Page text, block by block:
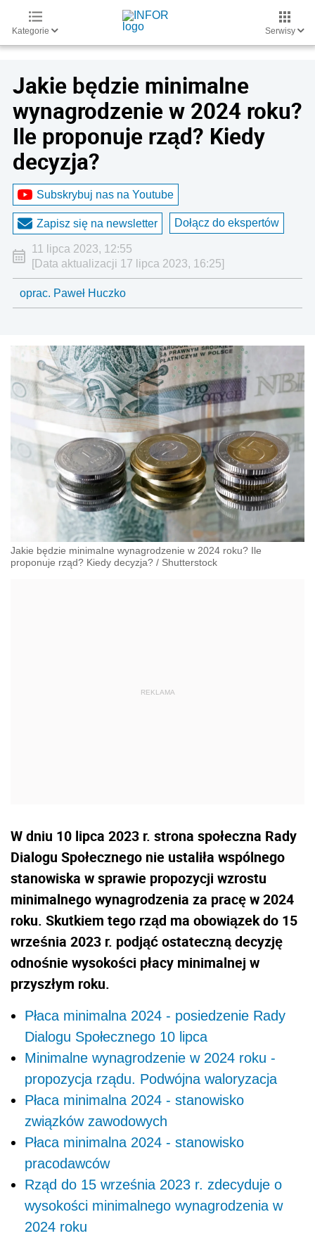
Kategorie Serwisy
Jakie będzie minimalne
wynagrodzenie w 2024 roku?
Ile proponuje rząd? Kiedy
decyzja?
Subskrybuj nas na Youtube
Zapisz się na newsletter Dołącz do ekspertów
11 lipca 2023, 12:55
[Data aktualizacji 17 lipca 2023, 16:25]
oprac. Paweł Huczko
Jakie będzie minimalne wynagrodzenie w 2024 roku? Ile
proponuje rząd? Kiedy decyzja? / Shutterstock
W dniu 10 lipca 2023 r. strona społeczna Rady
Dialogu Społecznego nie ustaliła wspólnego
stanowiska w sprawie propozycji wzrostu
minimalnego wynagrodzenia za pracę w 2024
roku. Skutkiem tego rząd ma obowiązek do 15
września 2023 r. podjąć ostateczną decyzję
odnośnie wysokości płacy minimalnej w
przyszłym roku.
Płaca minimalna 2024 - posiedzenie Rady
Dialogu Społecznego 10 lipca
Minimalne wynagrodzenie w 2024 roku -
propozycja rządu. Podwójna waloryzacja
Płaca minimalna 2024 - stanowisko
związków zawodowych
Płaca minimalna 2024 - stanowisko
pracodawców
Rząd do 15 września 2023 r. zdecyduje o
wysokości minimalnego wynagrodzenia w
2024 roku